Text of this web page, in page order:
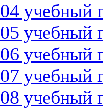
учебный
учебный
учебный
учебный
учебный